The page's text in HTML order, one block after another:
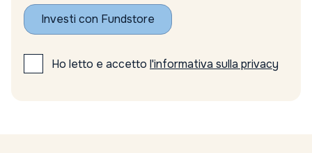
Investi con Fundstore
Ho letto e accetto l'informativa sulla privacy